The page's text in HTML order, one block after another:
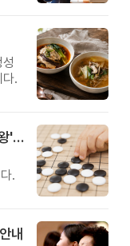
.
제3회 서초구 아버지센터배 '매너 바둑왕' 대회
.
내